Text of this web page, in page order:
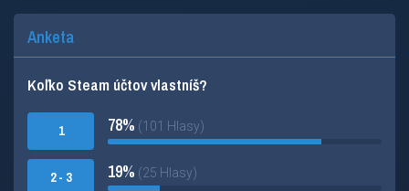
Anketa
Koľko Steam účtov vlastníš?
1
2 - 3
78% (101 Hlasy)
19% (25 Hlasy)